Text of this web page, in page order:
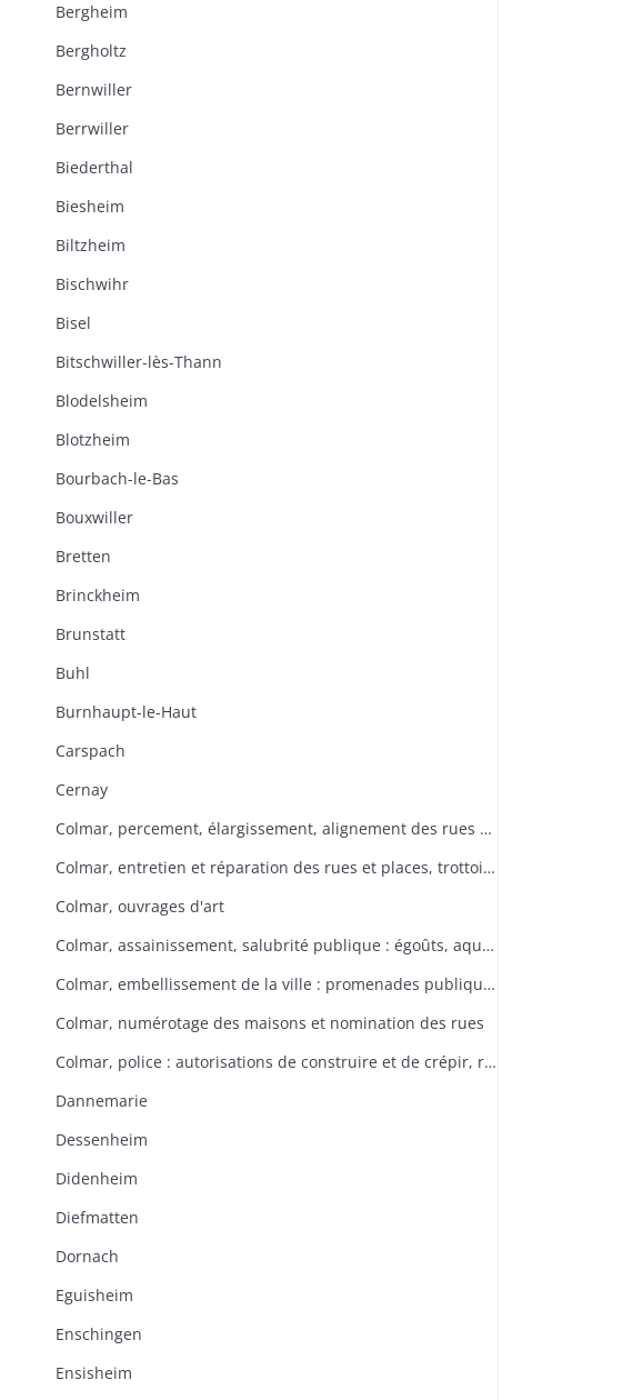
Bergheim
Bergholtz
Bernwiller
Berrwiller
Biederthal
Biesheim
Biltzheim
Bischwihr
Bisel
Bitschwiller-lès-Thann
Blodelsheim
Blotzheim
Bourbach-le-Bas
Bouxwiller
Bretten
Brinckheim
Brunstatt
Buhl
Burnhaupt-le-Haut
Carspach
Cernay
Colmar, percement, élargissement, alignement des rues et places
Colmar, entretien et réparation des rues et places, trottoirs, rigoles, pavage, enlèvement des immondices
Colmar, ouvrages d'art
Colmar, assainissement, salubrité publique : égoûts, aqueducs servant à l'évacuation des eaux usées
Colmar, embellissement de la ville : promenades publiques, Champ de Mars, plantations d'arbres
Colmar, numérotage des maisons et nomination des rues
Colmar, police : autorisations de construire et de crépir, respect de l'alignement
Dannemarie
Dessenheim
Didenheim
Diefmatten
Dornach
Eguisheim
Enschingen
Ensisheim